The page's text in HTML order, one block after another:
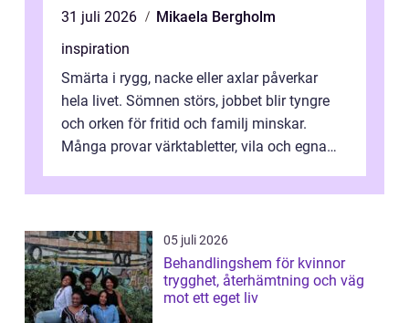
31 juli 2026
Mikaela Bergholm
inspiration
Smärta i rygg, nacke eller axlar påverkar
hela livet. Sömnen störs, jobbet blir tyngre
och orken för fritid och familj minskar.
Många provar värktabletter, vila och egna
05 juli 2026
Behandlingshem för kvinnor
trygghet, återhämtning och väg
mot ett eget liv